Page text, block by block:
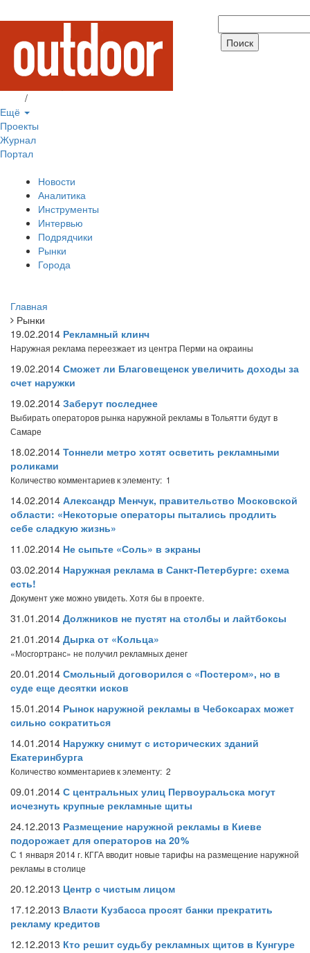
/
Ещё
Проекты
Журнал
Портал
Новости
Аналитика
Инструменты
Интервью
Подрядчики
Рынки
Города
Главная
Рынки
19.02.2014 Рекламный клинч
Наружная реклама переезжает из центра Перми на окраины
19.02.2014 Сможет ли Благовещенск увеличить доходы за
счет наружки
19.02.2014 Заберут последнее
Выбирать операторов рынка наружной рекламы в Тольятти будут в
Самаре
18.02.2014 Тоннели метро хотят осветить рекламными
роликами
Количество комментариев к элементу: 1
14.02.2014 Александр Менчук, правительство Московской
области: «Некоторые операторы пытались продлить
себе сладкую жизнь»
11.02.2014 Не сыпьте «Соль» в экраны
03.02.2014 Наружная реклама в Санкт-Петербурге: схема
есть!
Документ уже можно увидеть. Хотя бы в проекте.
31.01.2014 Должников не пустят на столбы и лайтбоксы
21.01.2014 Дырка от «Кольца»
«Мосгортранс» не получил рекламных денег
20.01.2014 Смольный договорился с «Постером», но в
суде еще десятки исков
15.01.2014 Рынок наружной рекламы в Чебоксарах может
сильно сократиться
14.01.2014 Наружку снимут с исторических зданий
Екатеринбурга
Количество комментариев к элементу: 2
09.01.2014 С центральных улиц Первоуральска могут
исчезнуть крупные рекламные щиты
24.12.2013 Размещение наружной рекламы в Киеве
подорожает для операторов на 20 %
С 1 января 2014 г. КГГА вводит новые тарифы на размещение наружной
рекламы в столице
20.12.2013 Центр с чистым лицом
17.12.2013 Власти Кузбасса просят банки прекратить
рекламу кредитов
12.12.2013 Кто решит судьбу рекламных щитов в Кунгуре